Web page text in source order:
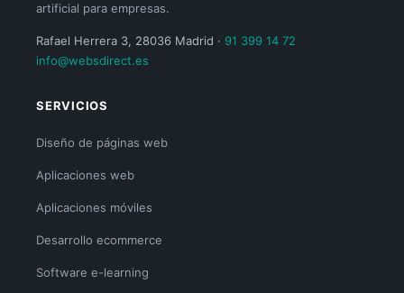
artificial para empresas.
Rafael Herrera 3, 28036 Madrid · 91 399 14 72
info@websdirect.es
SERVICIOS
Diseño de páginas web
Aplicaciones web
Aplicaciones móviles
Desarrollo ecommerce
Software e-learning